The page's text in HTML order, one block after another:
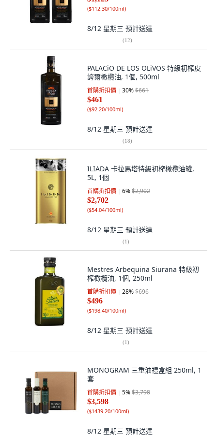
($112.30/100ml)
8/12 星期三 預計送達
(12)
PALACiO DE LOS OLiVOS 特級初榨皮
誇爾橄欖油, 1個, 500ml
首購折扣價 30%$661
$461
($92.20/100ml)
8/12 星期三 預計送達
(18)
ILIADA 卡拉馬塔特級初榨橄欖油罐,
5L, 1個
首購折扣價 6%$2,902
$2,702
($54.04/100ml)
8/12 星期三 預計送達
(1)
Mestres Arbequina Siurana 特級初
榨橄欖油, 1個, 250ml
首購折扣價 28%$696
$496
($198.40/100ml)
8/12 星期三 預計送達
(1)
MONOGRAM 三重油禮盒組 250ml, 1
套
首購折扣價 5%$3,798
$3,598
($1439.20/100ml)
8/12 星期三 預計送達